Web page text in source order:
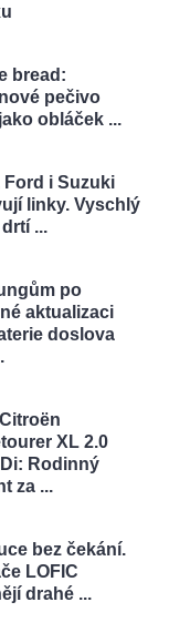
bread:
pečivo
obláček ...
Ford i Suzuki
linky. Vyschlý
...
po
aktualizaci
doslova
XL 2.0
Rodinný
za ...
bez čekání.
LOFIC
drahé ...